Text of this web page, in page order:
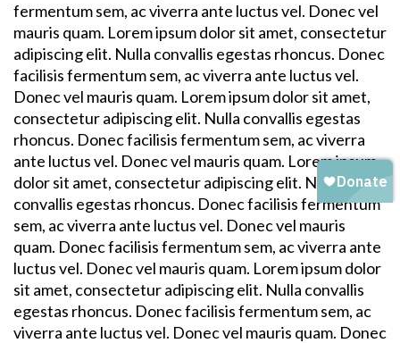
fermentum sem, ac viverra ante luctus vel. Donec vel
mauris quam. Lorem ipsum dolor sit amet, consectetur
adipiscing elit. Nulla convallis egestas rhoncus. Donec
facilisis fermentum sem, ac viverra ante luctus vel.
Donec vel mauris quam. Lorem ipsum dolor sit amet,
consectetur adipiscing elit. Nulla convallis egestas
rhoncus. Donec facilisis fermentum sem, ac viverra
ante luctus vel. Donec vel mauris quam. Lorem ipsum
dolor sit amet, consectetur adipiscing elit. Nulla
convallis egestas rhoncus. Donec facilisis fermentum
sem, ac viverra ante luctus vel. Donec vel mauris
quam. Donec facilisis fermentum sem, ac viverra ante
luctus vel. Donec vel mauris quam. Lorem ipsum dolor
sit amet, consectetur adipiscing elit. Nulla convallis
egestas rhoncus. Donec facilisis fermentum sem, ac
viverra ante luctus vel. Donec vel mauris quam. Donec